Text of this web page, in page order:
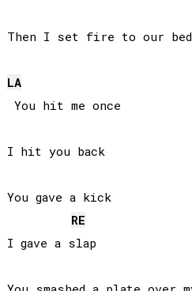
Then I set fire to our bed
LA
You hit me once
I hit you back
You gave a kick
RE
I gave a slap